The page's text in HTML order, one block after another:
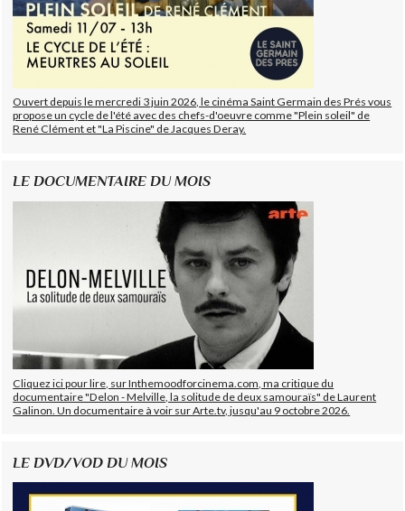
Ouvert depuis le mercredi 3 juin 2026, le cinéma Saint Germain des Prés vous
propose un cycle de l'été avec des chefs-d'oeuvre comme "Plein soleil" de
René Clément et "La Piscine" de Jacques Deray.
LE DOCUMENTAIRE DU MOIS
Cliquez ici pour lire, sur Inthemoodforcinema.com, ma critique du
documentaire "Delon - Melville, la solitude de deux samouraïs" de Laurent
Galinon. Un documentaire à voir sur Arte.tv, jusqu'au 9 octobre 2026.
LE DVD/VOD DU MOIS